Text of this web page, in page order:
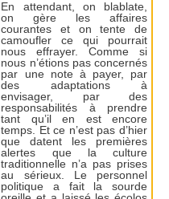
En attendant, on blablate,
on gère les affaires
courantes et on tente de
camoufler ce qui pourrait
nous effrayer. Comme si
nous n’étions pas concernés
par une note à payer, par
des adaptations à
envisager, par des
responsabilités à prendre
tant qu’il en est encore
temps. Et ce n’est pas d’hier
que datent les premières
alertes que la culture
traditionnelle n’a pas prises
au sérieux. Le personnel
politique a fait la sourde